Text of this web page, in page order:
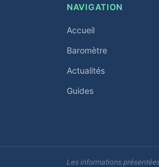
NAVIGATION
Accueil
Baromètre
Actualités
Guides
Les informations